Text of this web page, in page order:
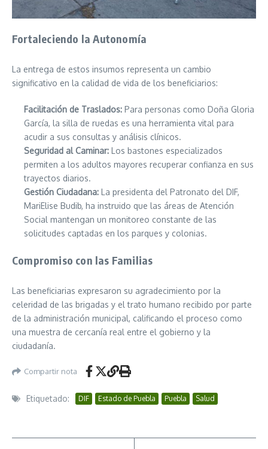
Fortaleciendo la Autonomía
La entrega de estos insumos representa un cambio
significativo en la calidad de vida de los beneficiarios:
Facilitación de Traslados: Para personas como Doña Gloria
García, la silla de ruedas es una herramienta vital para
acudir a sus consultas y análisis clínicos.
Seguridad al Caminar: Los bastones especializados
permiten a los adultos mayores recuperar confianza en sus
trayectos diarios.
Gestión Ciudadana: La presidenta del Patronato del DIF,
MariElise Budib, ha instruido que las áreas de Atención
Social mantengan un monitoreo constante de las
solicitudes captadas en los parques y colonias.
Compromiso con las Familias
Las beneficiarias expresaron su agradecimiento por la
celeridad de las brigadas y el trato humano recibido por parte
de la administración municipal, calificando el proceso como
una muestra de cercanía real entre el gobierno y la
ciudadanía.
Compartir nota
Etiquetado: DIF Estado de Puebla Puebla Salud